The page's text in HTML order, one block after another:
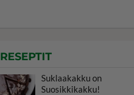
RESEPTIT
Suklaakakku on
Suosikkikakku!